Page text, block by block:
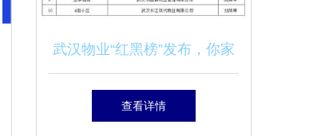
武汉物业“红黑榜”发布，你家
小区物业服务上榜了吗？
查看详情